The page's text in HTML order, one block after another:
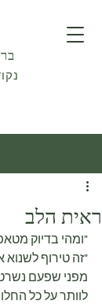
ראית הלב
"ומהי בדיוק
"זה טירוף לשנוא
מפני שפעם
לוותר על כל